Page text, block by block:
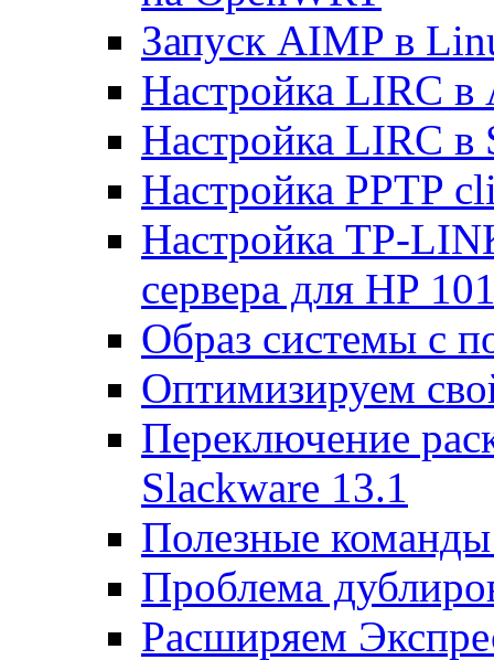
Запуск AIMP в
Настройка LIRC
Настройка LIRC
Настройка PPTP
Настройка TP-
сервера для HP
Образ системы с
Оптимизируем
Переключение
Slackware 13.1
Полезные
Проблема
Расширяем